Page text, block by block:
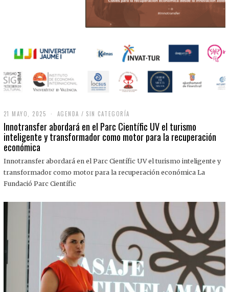
21 MAYO, 2025
M
A
Y
,
0
2
AGENDA / SIN CATEGORÍA
Innotransfer abordará en el Parc Científic UV el turismo
inteligente y transformador como motor para la recuperación
económica
Innotransfer abordará en el Parc Científic UV el turismo inteligente y
transformador como motor para la recuperación económica La
Fundació Parc Científic